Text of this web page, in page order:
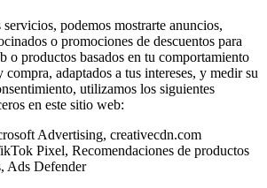
servicios, podemos mostrarte anuncios,
o promociones de descuentos para
o productos basados en tu comportamiento
compra, adaptados a tus intereses, y medir su
utilizamos los siguientes
en este sitio web:
Advertising, creativecdn.com
Pixel, Recomendaciones de productos
Ads Defender